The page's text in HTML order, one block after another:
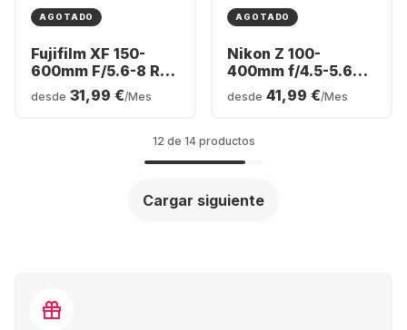
AGOTADO
Fujifilm XF 150-
600mm F/5.6-8 R
LM OIS WR
desde 31,99 €/Mes
AGOTADO
Nikon Z 100-
400mm f/4.5-5.6
VR S
desde 41,99 €/Mes
12 de 14 productos
Cargar siguiente